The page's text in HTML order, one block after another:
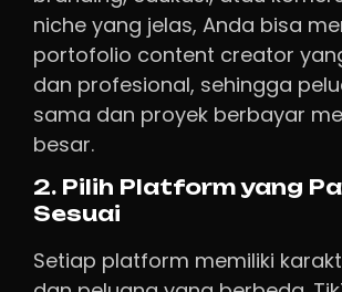
niche yang jelas, Anda bisa
portofolio content creator
dan profesional, sehingga
sama dan proyek berbayar
besar.
2. Pilih Platform yang
Sesuai
Setiap platform memiliki